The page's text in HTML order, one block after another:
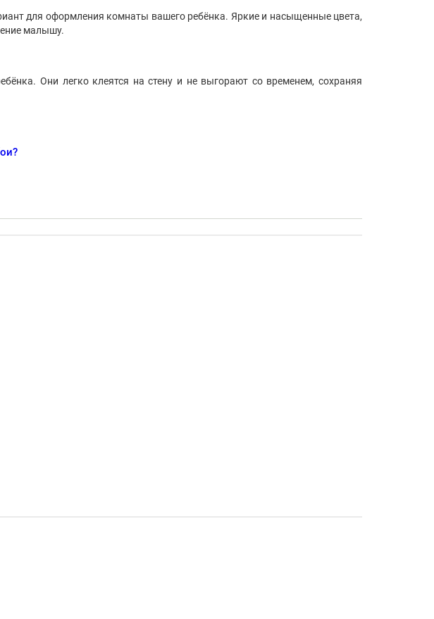
для оформления комнаты вашего ребёнка. Яркие и насыщенные цвета,
малышу.
Они легко клеятся на стену и не выгорают со временем, сохраняя